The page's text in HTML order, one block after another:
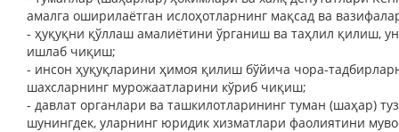
амалга оширилаётган ислоҳотларнинг мақсад ва
- ҳуқуқни қўллаш амалиётини ўрганиш ва таҳлил қилиш,
ишлаб чиқиш;
- инсон ҳуқуқларини ҳимоя қилиш бўйича чора-
шахсларнинг мурожаатларини кўриб чиқиш;
- давлат органлари ва ташкилотларининг туман (шаҳар)
шунингдек, уларнинг юридик хизматлари фаолиятини